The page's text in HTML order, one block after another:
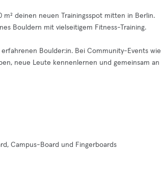
deinen neuen Trainingsspot mitten in Berlin.
Bouldern mit vielseitigem Fitness-Training.
Boulder:in. Bei Community-Events wie
neue Leute kennenlernen und gemeinsam an
Campus-Board und Fingerboards